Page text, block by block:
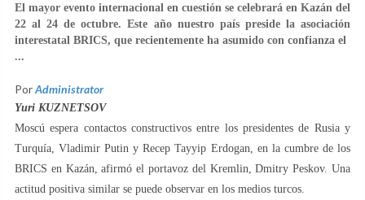
El mayor evento internacional en cuestión se celebrará en Kazán del
22 al 24 de octubre. Este año nuestro país preside la asociación
interestatal BRICS, que recientemente ha asumido con confianza el
...
PorAdministrator
Yuri KUZNETSOV
Moscú espera contactos constructivos entre los presidentes de Rusia y
Turquía, Vladimir Putin y Recep Tayyip Erdogan, en la cumbre de los
BRICS en Kazán, afirmó el portavoz del Kremlin, Dmitry Peskov. Una
actitud positiva similar se puede observar en los medios turcos.